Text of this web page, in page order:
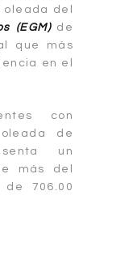
oleada del
(EGM)de
que más
en el
con
de
un
más del
706.00